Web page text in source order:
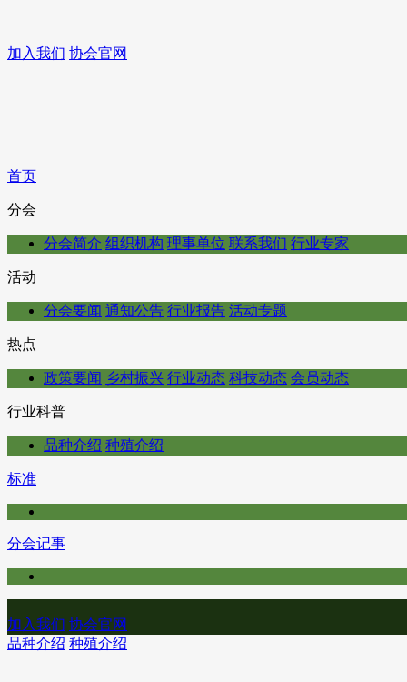
加入我们 协会官网
首页
分会
分会简介 组织机构 理事单位 联系我们 行业专家
活动
分会要闻 通知公告 行业报告 活动专题
热点
政策要闻 乡村振兴 行业动态 科技动态 会员动态
行业科普
品种介绍 种殖介绍
标准
分会记事
加入我们 协会官网
品种介绍 种殖介绍